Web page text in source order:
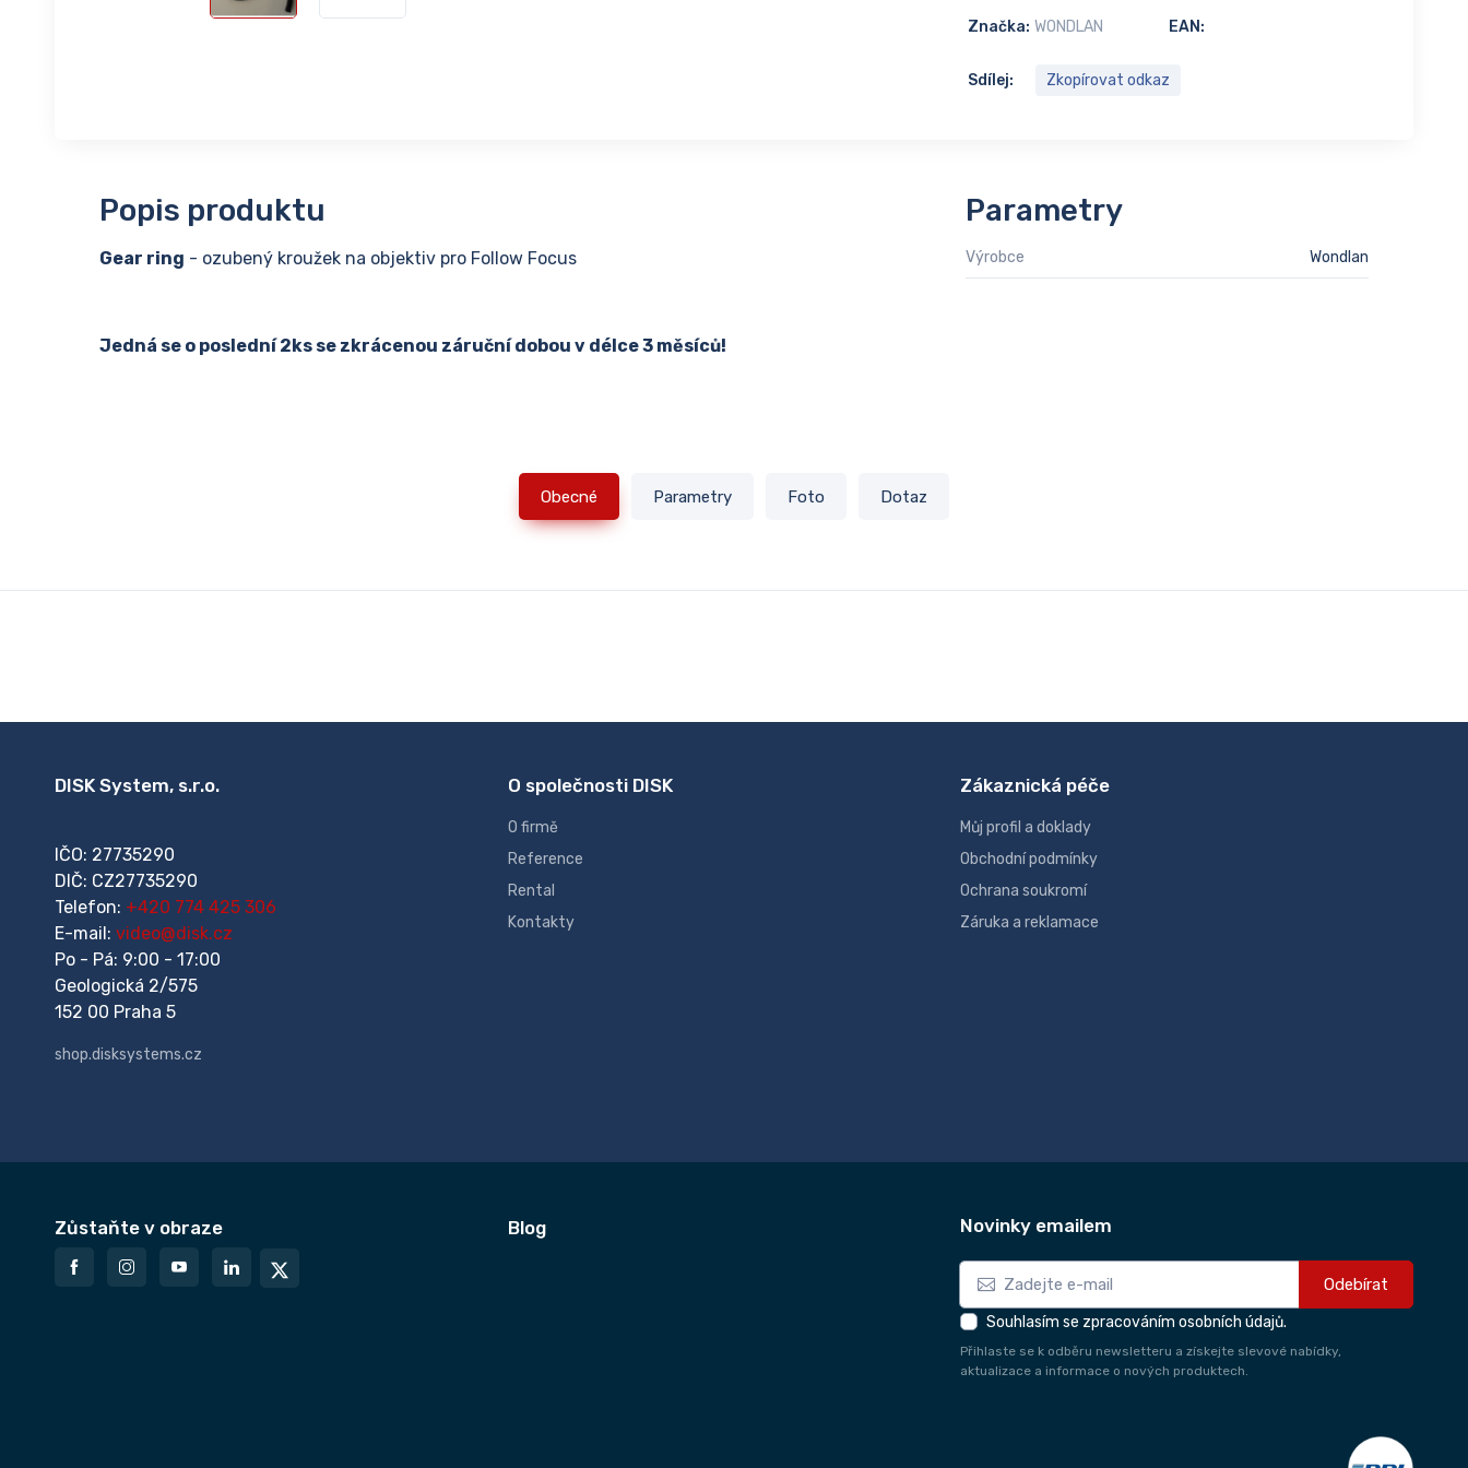
EAN:
Značka: WONDLAN
Sdílej: Zkopírovat odkaz
Popis produktu
Gear ring - ozubený kroužek na objektiv pro Follow Focus
Jedná se o poslední 2ks se zkrácenou záruční dobou v délce 3 měsíců!
Parametry
Výrobce Wondlan
Obecné Parametry Foto Dotaz
DISK System, s.r.o.
IČO: 27735290
DIČ: CZ27735290
Telefon: +420 774 425 306
E-mail: video@disk.cz
Po - Pá: 9:00 - 17:00
Geologická 2/575
152 00 Praha 5
shop.disksystems.cz
O společnosti DISK
O firmě
Reference
Rental
Kontakty
Zákaznická péče
Můj profil a doklady
Obchodní podmínky
Ochrana soukromí
Záruka a reklamace
Zůstaňte v obraze Blog Novinky emailem
Odebírat
Souhlasím se zpracováním osobních údajů.
Přihlaste se k odběru newsletteru a získejte slevové nabídky,
aktualizace a informace o nových produktech.